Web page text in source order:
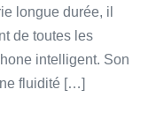
longue durée, il
de toutes les
intelligent. Son
fluidité […]